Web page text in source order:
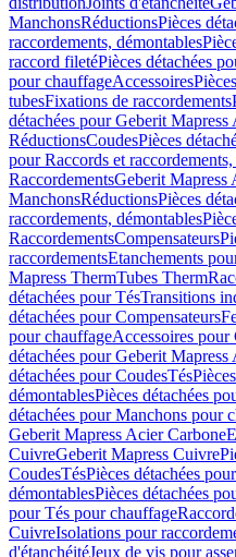
ManchonsRéductionsPièces
raccordements, démontables
raccord filetéPièces détachées
pour chauffageAccessoires
tubesFixations de raccordements
détachées pour Geberit
RéductionsCoudesPièces
pour Raccords et
RaccordementsGeberit Mapress
ManchonsRéductionsPièces
raccordements, démontables
RaccordementsCompensateurs
raccordementsEtanchements
Mapress ThermTubes Therm
détachées pour TésTransitions
détachées pour Compensateurs
pour chauffageAccessoires
détachées pour Geberit
détachées pour CoudesTés
démontablesPièces détachées
détachées pour Manchons pour
Geberit Mapress Acier Carbone
CuivreGeberit Mapress Cuivre
CoudesTésPièces détachées
démontablesPièces détachées
pour Tés pour chauffage
CuivreIsolations pour
d'étanchéitéJeux de vis pour